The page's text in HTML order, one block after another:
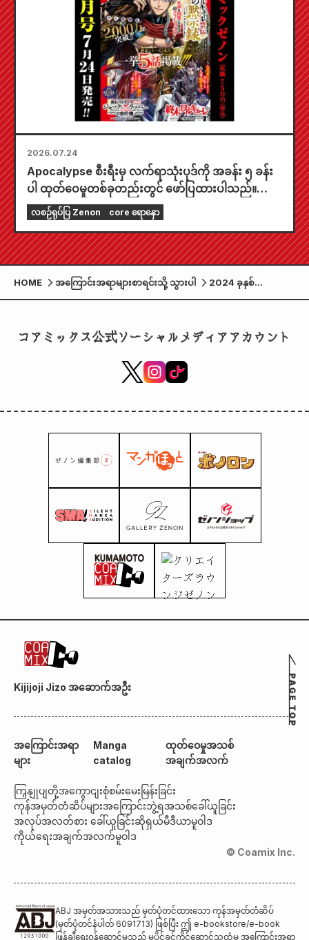
2026.07.24
Apocalypse စီးရီးမှ လက်ရာသုံးပုဒ်ကို အခန်း ၅ ခန်း
ပါ ထုတ်ဝေမှုတစ်ခုတည်းတွင် ဖော်ပြထားပါသည်။
"၂၀၂၆ ခုနှစ် စက်တင်ဘာလထုတ် Monthly Comic
Zenon" ကို ဇူလိုင်လ ၂၄ ရက်နေ့တွင် ရောင်းချပေးပါ
မည်။
လစဉ်ရုပ်ပြ Zenon core ရောနှော
HOME အကြောင်းအရာများစာရင်းသို့ သွားပါ
2024 ခုနှစ်
ဒီဇင်ဘာလထုတ်
ဝှမ်းရှိ 7-Eleven စ
コアミックス公式ソーシャルメディアアカウント
Kijijoji Jizo အဆောက်အဦး
အကြောင်းအရာ
များ
Manga
catalog
ထုတ်ဝေမှုအသစ်
အချက်အလက်
ကြှနျုပျတို့အကွောငျးစုံစမ်းမေးမြန်းခြင်း
ကုန်အမှတ်တံဆိပ်များအကြောင်းဘွဲ့ရအသစ်ခေါ်ယူခြင်း
အလုပ်အလတ်စား ခေါ်ယူခြင်းဆိုရှယ်မီဒီယာမူဝါဒ
ကိုယ်ရေးအချက်အလက်မူဝါဒ
© Coamix Inc.
ABJ အမှတ်အသားသည် မှတ်ပုံတင်ထားသော ကုန်အမှတ်တံဆိပ်
(မှတ်ပုံတင်နံပါတ် 6091713) ဖြစ်ပြီး ဤ e-bookstore/e-book
ဖြန့်ချီရေးဝန်ဆောင်မှုသည် မူပိုင်ခွင့်ကိုင်ဆောင်သူထံမှ အကြောင်းအရာ